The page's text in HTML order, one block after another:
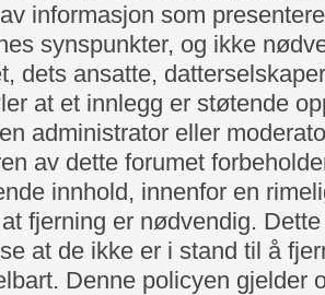
informasjon som
synspunkter, og ikke
dets ansatte,
at et innlegg er støtende
administrator eller
av dette forumet
innhold, innenfor en
fjerning er nødvendig.
at de ikke er i stand til å
Denne policyen gjelder